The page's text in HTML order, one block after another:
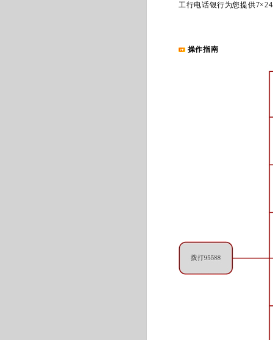
工行电话银行为您提供7×24
操作指南